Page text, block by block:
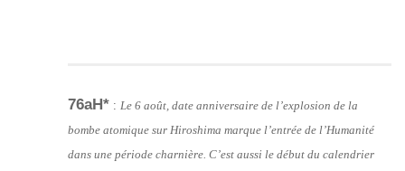
76aH* : Le 6 août, date anniversaire de l’explosion de la
bombe atomique sur Hiroshima marque l’entrée de l’Humanité
dans une période charnière. C’est aussi le début du calendrier